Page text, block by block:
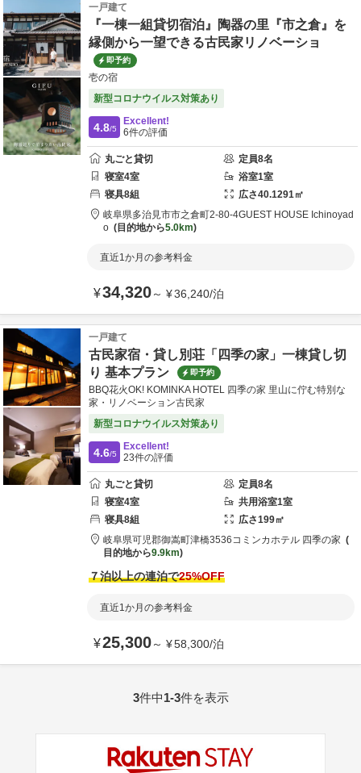
一戸建て
『一棟一組貸切宿泊』陶器の里『市之倉』を
縁側から一望できる古民家リノベーショ
即予約
壱の宿
新型コロナウイルス対策あり
4.8/5
Excellent!
6件の評価
丸ごと貸切 定員8名
寝室4室 浴室1室
寝具8組 広さ40.1291㎡
岐阜県多治見市市之倉町2-80-4GUEST HOUSE Ichinoyad
o
目的地から5.0km
直近1か月の参考料金
¥34,320～ ¥36,240/泊
一戸建て
古民家宿・貸し別荘「四季の家」一棟貸し切
り 基本プラン
即予約
BBQ花火OK! KOMINKA HOTEL 四季の家 里山に佇む特別な
家・リノベーション古民家
新型コロナウイルス対策あり
4.6/5
Excellent!
23件の評価
丸ごと貸切 定員8名
寝室4室 共用浴室1室
寝具8組 広さ199㎡
岐阜県可児郡御嵩町津橋3536コミンカホテル 四季の家
目的地から9.9km
７泊以上の連泊で25%OFF
直近1か月の参考料金
¥25,300～ ¥58,300/泊
3件中1-3件を表示